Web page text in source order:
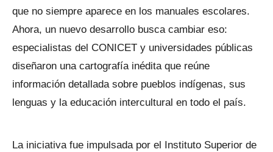
que no siempre aparece en los manuales escolares.
Ahora, un nuevo desarrollo busca cambiar eso:
especialistas del CONICET y universidades públicas
diseñaron una cartografía inédita que reúne
información detallada sobre pueblos indígenas, sus
lenguas y la educación intercultural en todo el país.
La iniciativa fue impulsada por el Instituto Superior de